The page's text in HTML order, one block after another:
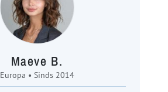
Maeve B.
Europa • Sinds 2014